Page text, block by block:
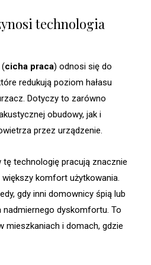
technologia
(cicha praca) odnosi się do
redukują poziom hałasu
Dotyczy to zarówno
obudowy, jak i
przez urządzenie.
technologię pracują znacznie
większy komfort użytkowania.
gdy inni domownicy śpią lub
dyskomfortu. To
mieszkaniach i domach, gdzie